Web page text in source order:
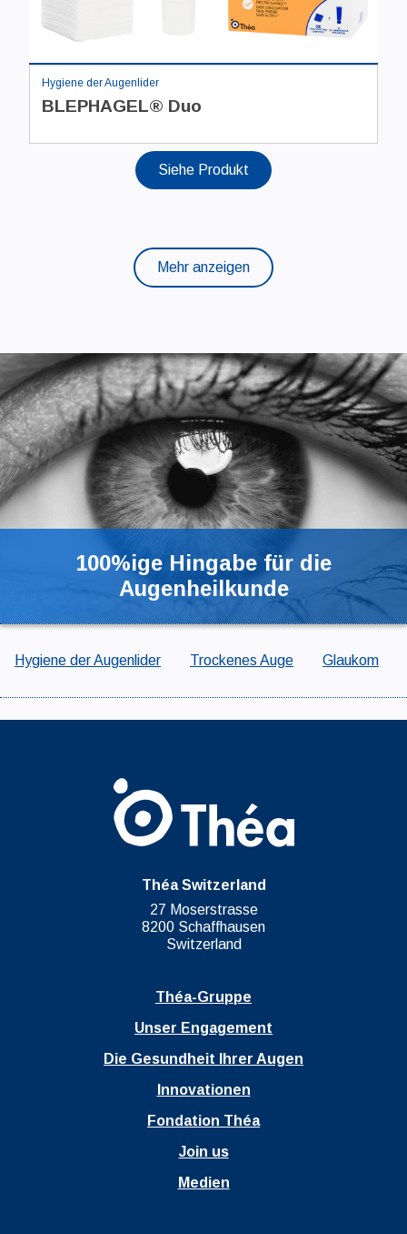
Hygiene der Augenlider
BLEPHAGEL® Duo
Siehe Produkt
Mehr anzeigen
100%ige Hingabe für die
Augenheilkunde
Hygiene der Augenlider Trockenes Auge Glaukom
Théa Switzerland
27 Moserstrasse
8200 Schaffhausen
Switzerland
Théa-Gruppe
Unser Engagement
Die Gesundheit Ihrer Augen
Innovationen
Fondation Théa
Join us
Medien